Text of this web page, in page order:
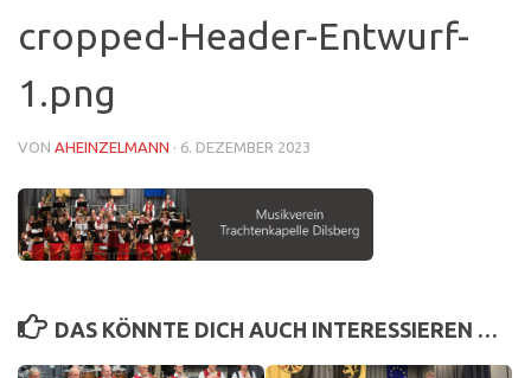
cropped-Header-Entwurf-
1.png
VON AHEINZELMANN · 6. DEZEMBER 2023
DAS KÖNNTE DICH AUCH INTERESSIEREN …